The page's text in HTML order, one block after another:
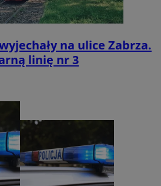
na ulice Zabrza.
linię nr 3